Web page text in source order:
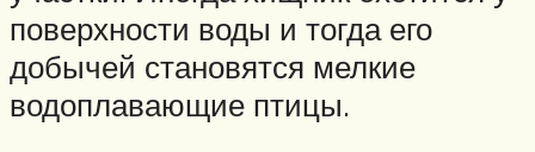
поверхности воды и тогда его
добычей становятся мелкие
водоплавающие птицы.